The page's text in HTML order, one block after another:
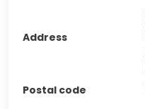
Address
Postal code